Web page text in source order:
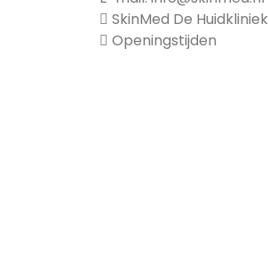
SkinMed De Huidkliniek
Openingstijden